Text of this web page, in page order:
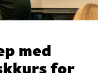
med
for